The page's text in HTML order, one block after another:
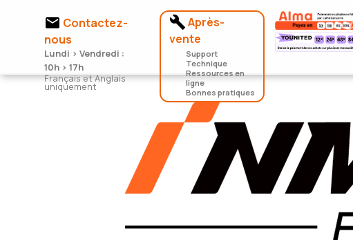
 Contactez-
nous
Lundi > Vendredi :
10h > 17h
Français et Anglais
uniquement
Après-
vente
Support
Technique
Ressources en
ligne
Bonnes pratiques